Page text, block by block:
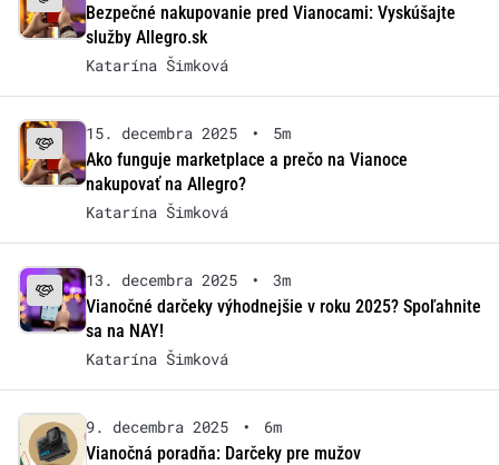
Bezpečné nakupovanie pred Vianocami: Vyskúšajte
služby Allegro.sk
Katarína Šimková
15. decembra 2025 •
5m
Ako funguje marketplace a prečo na Vianoce
nakupovať na Allegro?
Katarína Šimková
13. decembra 2025 •
3m
Vianočné darčeky výhodnejšie v roku 2025? Spoľahnite
sa na NAY!
Katarína Šimková
9. decembra 2025 •
6m
Vianočná poradňa: Darčeky pre mužov